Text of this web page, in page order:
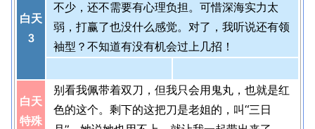
白天
3
不少，还不需要有心理负担。可惜深海实力太
弱，打赢了也没什么感觉。对了，我听说还有领
袖型？不知道有没有机会过上几招！
白天
特殊
别看我佩带着双刀，但我只会用鬼丸，也就是红
色的这个。剩下的这把刀是老姐的，叫“三日